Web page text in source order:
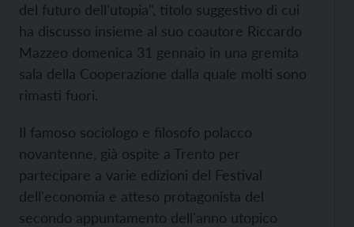
del futuro dell'utopia", titolo suggestivo di cui
ha discusso insieme al suo coautore Riccardo
Mazzeo domenica 31 gennaio in una gremita
sala della Cooperazione dalla quale molti sono
rimasti fuori.
Il famoso sociologo e filosofo polacco
novantenne, già ospite a Trento per
partecipare a varie edizioni del Festival
dell'economia e atteso protagonista del
secondo appuntamento dell'anno utopico